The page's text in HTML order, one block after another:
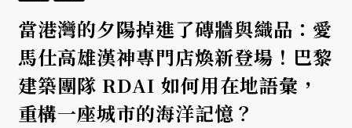
當港灣的夕陽掉進了磚牆與織品：愛
馬仕高雄漢神專門店煥新登場！巴黎
建築團隊 RDAI 如何用在地語彙，
重構一座城市的海洋記憶？